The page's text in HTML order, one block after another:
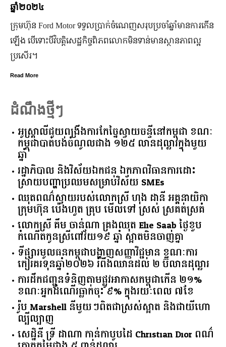
ឆ្នាំ២០២៤
ក្រុមហ៊ុន Ford Motor ទទួលប្រាក់ចំណេញសរុបប្រចាំឆ្នាំមានការកើន
ឡើង បើទោះបីវិបត្តិសេដ្ឋកិច្ចពិភពលោកមិនទាន់មានស្ថានភាពល្អ
ប្រសើរ។
Read More
ដំណឹងថ្មីៗ
អូស្ត្រាលី​ជួយ​ពង្រឹង​ការ​កែច្នៃ​ស្វាយចន្ទី​នៅ​កម្ពុជា​ ​ខណៈ​
កម្ពុជា​បាត់បង់​ចំណូល​ជាង​ ​១២៥​ ​លាន​ដុល្លារ​ក្នុង​មួយ​
ឆ្នាំ​
រដ្ឋាភិបាល​ ​និង​វិស័យ​ឯកជន ​ឯកភាព​វិធានការ​ដោះ
ស្រាយ​បញ្ហា​ប្រឈម​​សម្រាប់​វិស័យ​ ​SMEs​
ឈុតពណ៌ស្វាយរបស់លោកស្រី ហុង ដានី អគ្គ​នាយិកា​
ក្រុមហ៊ុន ប៉េងហួត គ្រុប មើលទៅ ស្រស់ ស្រគត់ស្រគំ
លោកស្រី គឹម ចាន់ណា គ្រងឈុត Elie Saab ថ្ងៃខួប
កំណើតកូនស្រីពៅវ័យ១៩ ឆ្នាំ ស្អាតមិនចាញ់គ្នា
ទីផ្សារ​មូលធន​កម្ពុជា​បង្ហាញ​សញ្ញា​វិជ្ជមាន​ ​ខណៈ​ការ​
កៀរគរ​ទុន​ឆ្នាំ​២០២៦​ ​រំពឹង​ឈានដល់​ ​២​ ​ប៊ីលាន​ដុល្លារ​
ការដឹកជញ្ជូនទំនិញតាមផ្លូវអាកាសកម្ពុជាកើន ២១%
ខណៈអ្នកដំណើរធ្លាក់ចុះ ៩% ក្នុងរយៈពេល ៧ខែ
រ៉ូប Marshell នីមួយៗពិតជាស្រស់ស្អាត និងជាយីហោ
ល្បីល្បាញ
សេដ្ឋិនី ទ្រី ដាណា កាន់កាបូបដៃ Christian Dior ពណ៌